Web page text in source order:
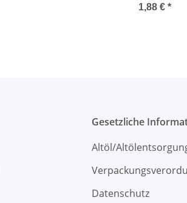
1,88 € *
Gesetzliche
Altöl/
Datenschutz